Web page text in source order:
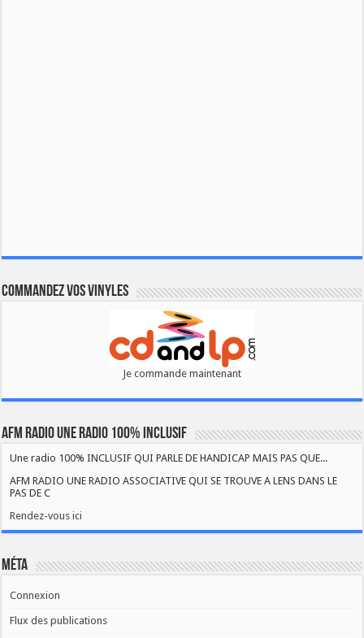
Commandez vos vinyles
Je commande maintenant
AFM RADIO UNE RADIO 100% INCLUSIF
Une radio 100% INCLUSIF QUI PARLE DE HANDICAP MAIS PAS QUE...
AFM RADIO UNE RADIO ASSOCIATIVE QUI SE TROUVE A LENS DANS LE
PAS DE C
Rendez-vous ici
Méta
Connexion
Flux des publications